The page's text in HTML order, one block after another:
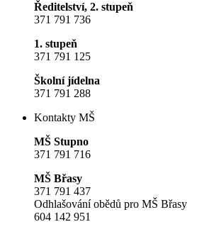
Ředitelství, 2. stupeň
371 791 736
1. stupeň
371 791 125
Školní jídelna
371 791 288
Kontakty MŠ
MŠ Stupno
371 791 716
MŠ Břasy
371 791 437
Odhlašování obědů pro MŠ Břasy
604 142 951